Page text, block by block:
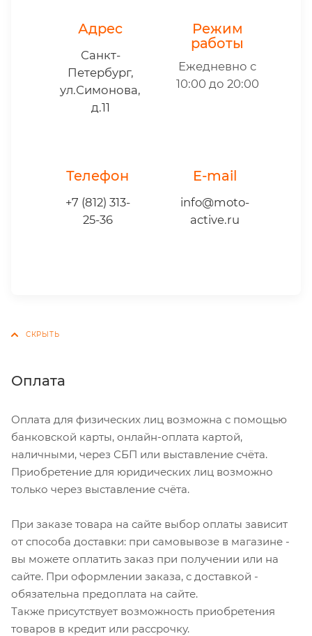
Адрес
Санкт-
Петербург,
ул.Симонова,
д.11
Режим
работы
Ежедневно с
10:00 до 20:00
Телефон
+7 (812) 313-
25-36
E-mail
info@moto-
active.ru
Оплата
Оплата для физических лиц возможна с помощью
банковской карты, онлайн-оплата картой,
наличными, через СБП или выставление счёта.
Приобретение для юридических лиц возможно
только через выставление счёта.
При заказе товара на сайте выбор оплаты зависит
от способа доставки: при самовывозе в магазине -
вы можете оплатить заказ при получении или на
сайте. При оформлении заказа, с доставкой -
обязательна предоплата на сайте.
Также присутствует возможность приобретения
товаров в кредит или рассрочку.